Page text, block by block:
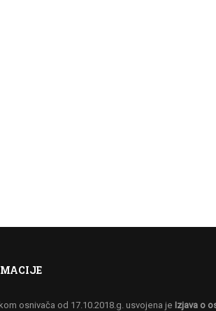
osnivača od 17.10.2018.g. usvojena je Izjava o